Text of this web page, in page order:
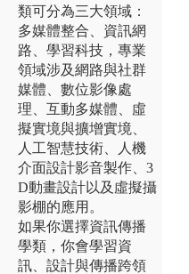
類可分為三大領域：
多媒體整合、資訊網
路、學習科技，專業
領域涉及網路與社群
媒體、數位影像處
理、互動多媒體、虛
擬實境與擴增實境、
人工智慧技術、人機
介面設計影音製作、3
D動畫設計以及虛擬攝
影棚的應用。
如果你選擇資訊傳播
學類，你會學習資
訊、設計與傳播跨領